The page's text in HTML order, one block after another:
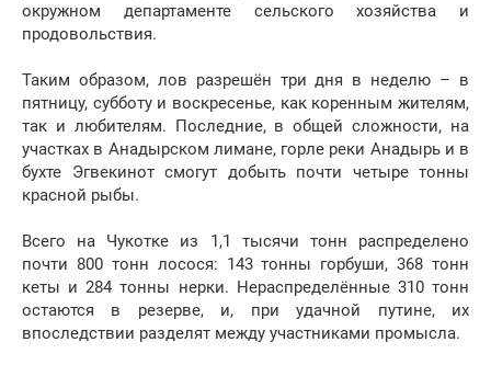
окружном департаменте сельского хозяйства и
продовольствия.
Таким образом, лов разрешён три дня в неделю – в
пятницу, субботу и воскресенье, как коренным жителям,
так и любителям. Последние, в общей сложности, на
участках в Анадырском лимане, горле реки Анадырь и в
бухте Эгвекинот смогут добыть почти четыре тонны
красной рыбы.
Всего на Чукотке из 1,1 тысячи тонн распределено
почти 800 тонн лосося: 143 тонны горбуши, 368 тонн
кеты и 284 тонны нерки. Нераспределённые 310 тонн
остаются в резерве, и, при удачной путине, их
впоследствии разделят между участниками промысла.